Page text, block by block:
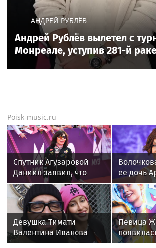
АНДРЕЙ РУБЛЁВ
Андрей Рублёв вылетел с
Монреале, уступив 281-й
Poisk-music.ru
Спутник Агузаровой
Даниил заявил, что
решал рабочие
вопросы с певицей в
отеле
ее дочь
взяв
Девушка Тимати
Валентина Иванова
снялась с годовалой
Певица
дочерью